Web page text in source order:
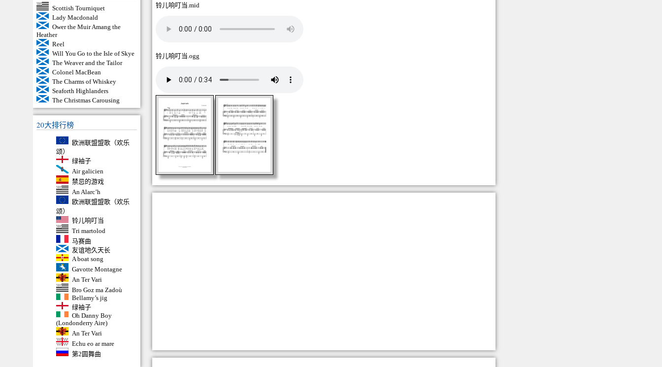
Scottish Tourniquet
Lady Macdonald
Ower the Muir Amang the
Heather
Reel
Will You Go to the Isle of Skye
The Weaver and the Tailor
Colonel MacBean
The Charms of Whiskey
Seaforth Highlanders
The Christmas Carousing
20大排行榜
欧洲联盟盟歌（欢乐
颂）
绿袖子
Air galicien
禁忌的游戏
An Alarc’h
欧洲联盟盟歌（欢乐
颂）
铃儿响叮当
Tri martolod
马赛曲
友谊地久天长
A boat song
Gavotte Montagne
An Ter Vari
Bro Goz ma Zadoù
Bellamy’s jig
绿袖子
Oh Danny Boy
(Londonderry Aire)
An Ter Vari
Echu eo ar mare
第2圆舞曲
铃儿响叮当.mid
铃儿响叮当.ogg